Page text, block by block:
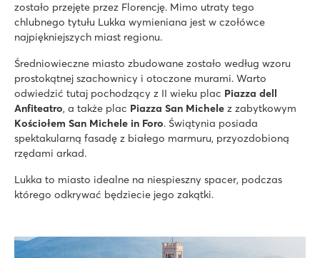
zostało przejęte przez Florencję. Mimo utraty tego
chlubnego tytułu Lukka wymieniana jest w czołówce
najpiękniejszych miast regionu.
Średniowieczne miasto zbudowane zostało według wzoru
prostokątnej szachownicy i otoczone murami. Warto
odwiedzić tutaj pochodzący z II wieku plac Piazza dell
Anfiteatro, a także plac Piazza San Michele z zabytkowym
Kościołem San Michele in Foro. Świątynia posiada
spektakularną fasadę z białego marmuru, przyozdobioną
rzędami arkad.
Lukka to miasto idealne na niespieszny spacer, podczas
którego odkrywać będziecie jego zakątki.